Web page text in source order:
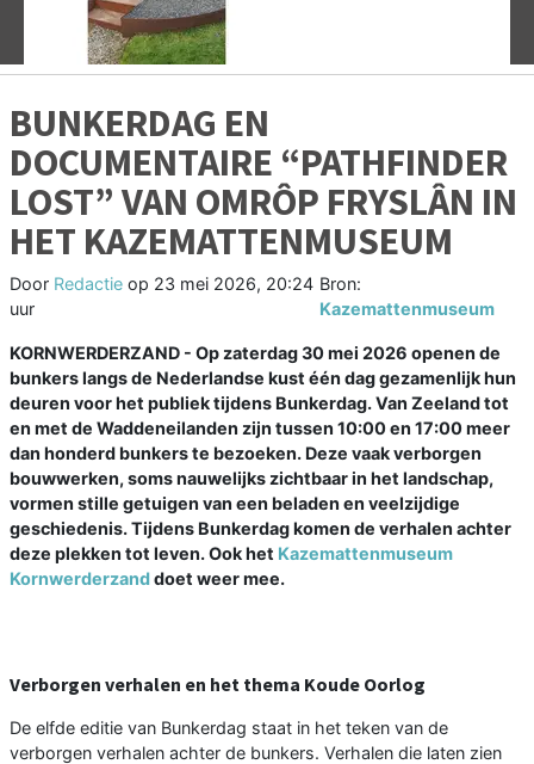
BUNKERDAG EN
DOCUMENTAIRE “PATHFINDER
LOST” VAN OMRÔP FRYSLÂN IN
HET KAZEMATTENMUSEUM
Door Redactie op 23 mei 2026, 20:24
uur
Bron:
Kazemattenmuseum
KORNWERDERZAND - Op zaterdag 30 mei 2026 openen de
bunkers langs de Nederlandse kust één dag gezamenlijk hun
deuren voor het publiek tijdens Bunkerdag. Van Zeeland tot
en met de Waddeneilanden zijn tussen 10:00 en 17:00 meer
dan honderd bunkers te bezoeken. Deze vaak verborgen
bouwwerken, soms nauwelijks zichtbaar in het landschap,
vormen stille getuigen van een beladen en veelzijdige
geschiedenis. Tijdens Bunkerdag komen de verhalen achter
deze plekken tot leven. Ook het Kazemattenmuseum
Kornwerderzanddoet weer mee.
Verborgen verhalen en het thema Koude Oorlog
De elfde editie van Bunkerdag staat in het teken van de
verborgen verhalen achter de bunkers. Verhalen die laten zien